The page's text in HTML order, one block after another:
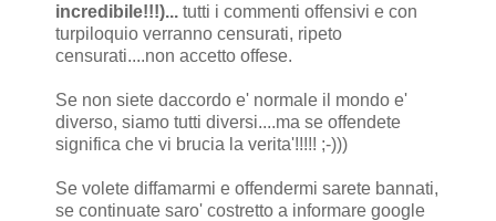
incredibile!!!)... tutti i commenti offensivi e con
turpiloquio verranno censurati, ripeto
censurati....non accetto offese.
Se non siete daccordo e' normale il mondo e'
diverso, siamo tutti diversi....ma se offendete
significa che vi brucia la verita'!!!!! ;-)))
Se volete diffamarmi e offendermi sarete bannati,
se continuate saro' costretto a informare google